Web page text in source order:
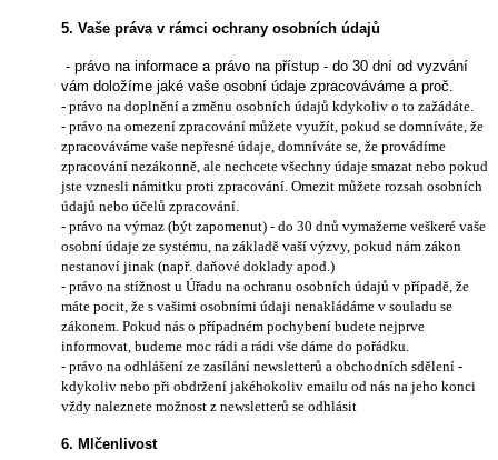
5. Vaše práva v rámci ochrany osobních údajů
- právo na informace a právo na přístup - do 30 dní od vyzvání
vám doložíme jaké vaše osobní údaje zpracováváme a proč.
- právo na doplnění a změnu osobních údajů kdykoliv o to zažádáte.
- právo na omezení zpracování můžete využít, pokud se domníváte, že
zpracováváme vaše nepřesné údaje, domníváte se, že provádíme
zpracování nezákonně, ale nechcete všechny údaje smazat nebo pokud
jste vznesli námitku proti zpracování. Omezit můžete rozsah osobních
údajů nebo účelů zpracování.
- právo na výmaz (být zapomenut) - do 30 dnů vymažeme veškeré vaše
osobní údaje ze systému, na základě vaší výzvy, pokud nám zákon
nestanoví jinak (např. daňové doklady apod.)
- právo na stížnost u Úřadu na ochranu osobních údajů v případě, že
máte pocit, že s vašimi osobními údaji nenakládáme v souladu se
zákonem. Pokud nás o případném pochybení budete nejprve
informovat, budeme moc rádi a rádi vše dáme do pořádku.
- právo na odhlášení ze zasílání newsletterů a obchodních sdělení -
kdykoliv nebo při obdržení jakéhokoliv emailu od nás na jeho konci
vždy naleznete možnost z newsletterů se odhlásit
6. Mlčenlivost